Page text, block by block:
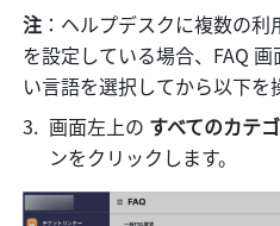
注 ：ヘルプデスクに複数の利
を設定している場合、FAQ
い言語を選択してから以下を
画面左上の すべてのカテ
ンをクリックします。